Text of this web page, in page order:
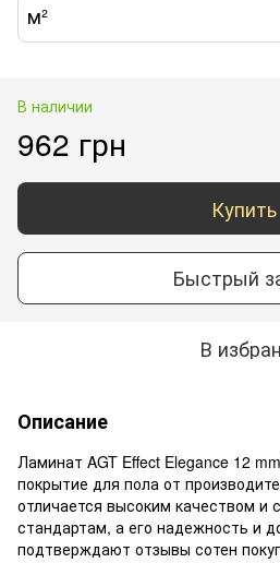
м²
В наличии
962 грн
Купить
Быстрый
В
Описание
Ламинат AGT Effect Elegance 12
покрытие для пола от
отличается высоким качеством и
стандартам, а его надежность и
подтверждают отзывы сотен